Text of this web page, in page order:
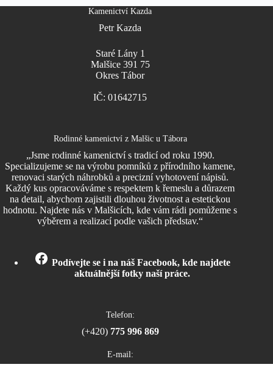
Kamenictví Kazda
Petr Kazda
Staré Lány 1
Malšice 391 75
Okres Tábor
IČ: 01642715
Rodinné kamenictví z Malšic u Tábora
„Jsme rodinné kamenictví s tradicí od roku 1990.
Specializujeme se na výrobu pomníků z přírodního kamene,
renovaci starých náhrobků a precizní vyhotovení nápisů.
Každý kus opracováváme s respektem k řemeslu a důrazem
na detail, abychom zajistili dlouhou životnost a estetickou
hodnotu. Najdete nás v Malšicích, kde vám rádi pomůžeme s
výběrem a realizací podle vašich představ.“
Podívejte se i na náš Facebook, kde najdete
aktuálnější fotky naší práce.
Telefon:
(+420) 775 996 869
E-mail: